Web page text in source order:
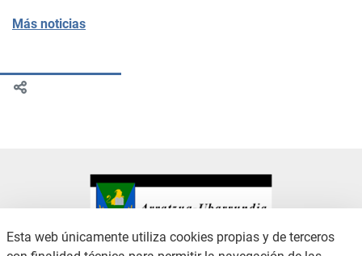
Más noticias
Esta web únicamente utiliza cookies propias y de terceros